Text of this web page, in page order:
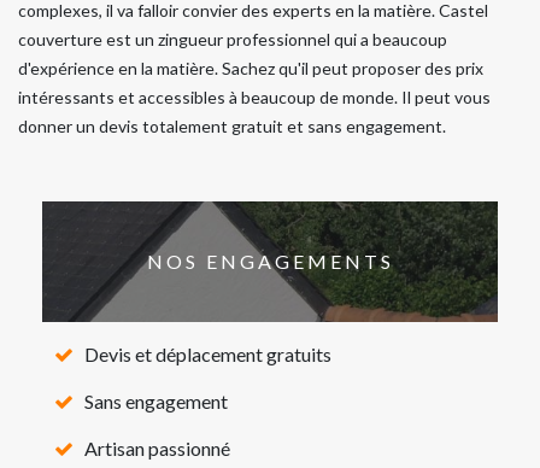
complexes, il va falloir convier des experts en la matière. Castel
couverture est un zingueur professionnel qui a beaucoup
d'expérience en la matière. Sachez qu'il peut proposer des prix
intéressants et accessibles à beaucoup de monde. Il peut vous
donner un devis totalement gratuit et sans engagement.
NOS ENGAGEMENTS
Devis et déplacement gratuits
Sans engagement
Artisan passionné